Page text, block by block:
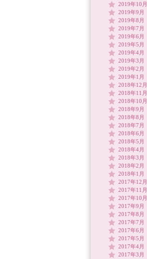
2019年10月
2019年9月
2019年8月
2019年7月
2019年6月
2019年5月
2019年4月
2019年3月
2019年2月
2019年1月
2018年12月
2018年11月
2018年10月
2018年9月
2018年8月
2018年7月
2018年6月
2018年5月
2018年4月
2018年3月
2018年2月
2018年1月
2017年12月
2017年11月
2017年10月
2017年9月
2017年8月
2017年7月
2017年6月
2017年5月
2017年4月
2017年3月